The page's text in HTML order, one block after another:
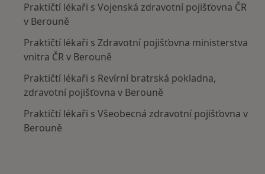
Praktičtí lékaři s Vojenská zdravotní pojišťovna ČR
v Berouně
Praktičtí lékaři s Zdravotní pojišťovna ministerstva
vnitra ČR v Berouně
Praktičtí lékaři s Revírní bratrská pokladna,
zdravotní pojišťovna v Berouně
Praktičtí lékaři s Všeobecná zdravotní pojišťovna v
Berouně